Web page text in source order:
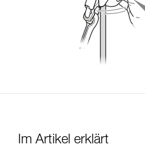
Im Artikel erklärt